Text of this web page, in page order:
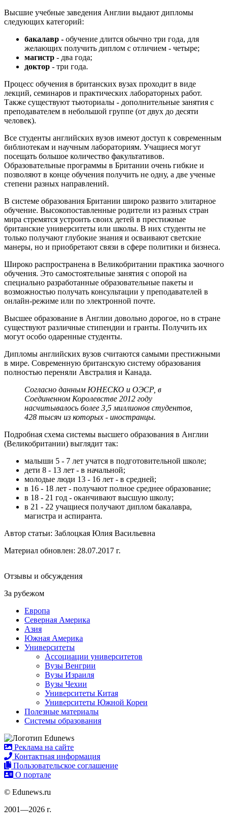
Высшие учебные заведения Англии выдают дипломы
следующих категорий:
бакалавр - обучение длится обычно три года, для
желающих получить диплом с отличием - четыре;
магистр - два года;
доктор - три года.
Процесс обучения в британских вузах проходит в виде
лекций, семинаров и практических лабораторных работ.
Также существуют тьюториалы - дополнительные занятия с
преподавателем в небольшой группе (от двух до десяти
человек).
Все студенты английских вузов имеют доступ к современным
библиотекам и научным лабораториям. Учащиеся могут
посещать большое количество факультативов.
Образовательные программы в Британии очень гибкие и
позволяют в конце обучения получить не одну, а две ученые
степени разных направлений.
В системе образования Британии широко развито элитарное
обучение. Высокопоставленные родители из разных стран
мира стремятся устроить своих детей в престижные
британские университеты или школы. В них студенты не
только получают глубокие знания и осваивают светские
манеры, но и приобретают связи в сфере политики и бизнеса.
Широко распространена в Великобритании практика заочного
обучения. Это самостоятельные занятия с опорой на
специально разработанные образовательные пакеты и
возможностью получать консультации у преподавателей в
онлайн-режиме или по электронной почте.
Высшее образование в Англии довольно дорогое, но в стране
существуют различные стипендии и гранты. Получить их
могут особо одаренные студенты.
Дипломы английских вузов считаются самыми престижными
в мире. Современную британскую систему образования
полностью переняли Австралия и Канада.
Согласно данным ЮНЕСКО и ОЭСР, в
Соединенном Королевстве 2012 году
насчитывалось более 3,5 миллионов студентов,
428 тысяч из которых - иностранцы.
Подробная схема системы высшего образования в Англии
(Великобритании) выглядит так:
малыши 5 - 7 лет учатся в подготовительной школе;
дети 8 - 13 лет - в начальной;
молодые люди 13 - 16 лет - в средней;
в 16 - 18 лет - получают полное среднее образование;
в 18 - 21 год - оканчивают высшую школу;
в 21 - 22 учащиеся получают диплом бакалавра,
магистра и аспиранта.
Автор статьи: Заблоцкая Юлия Васильевна
Материал обновлен: 28.07.2017 г.
Отзывы и обсуждения
За рубежом
Европа
Северная Америка
Азия
Южная Америка
Университеты
Ассоциации университетов
Вузы Венгрии
Вузы Израиля
Вузы Чехии
Университеты Китая
Университеты Южной Кореи
Полезные материалы
Системы образования
Реклама на сайте
Контактная информация
Пользовательское соглашение
О портале
© Edunews.ru
2001—2026 г.